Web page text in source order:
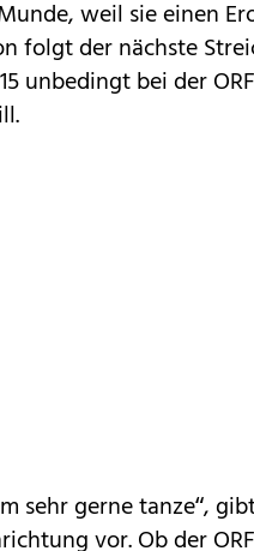
weil sie einen
folgt der nächste
unbedingt bei der
sehr gerne tanze“,
vor. Ob der